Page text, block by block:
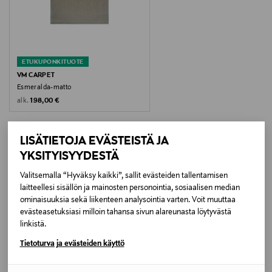
LISÄTIETOJA EVÄSTEISTÄ JA
YKSITYISYYDESTÄ
Valitsemalla “Hyväksy kaikki”, sallit evästeiden tallentamisen
laitteellesi sisällön ja mainosten personointia, sosiaalisen median
ominaisuuksia sekä liikenteen analysointia varten. Voit muuttaa
evästeasetuksiasi milloin tahansa sivun alareunasta löytyvästä
linkistä.
Tietoturva ja evästeiden käyttö
Älä liota tai hankaa. Huuhtele huolellisesti runsaalla
Tasainen ilmakuivaus.
Pesulämpötila
Väri
Koko
160cm
Valmistusmaa
ETUKUPONKITUOTE
VM CARPET
Esmeralda-matto
alk. Original Price
198,00 €
LISÄÄ KIINNOSTAVIA
TUOTTEITA